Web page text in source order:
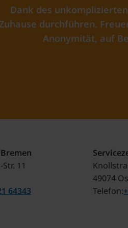
Dank des
durchführen.
Anonymität, auf
11
64343
49074
Telefon